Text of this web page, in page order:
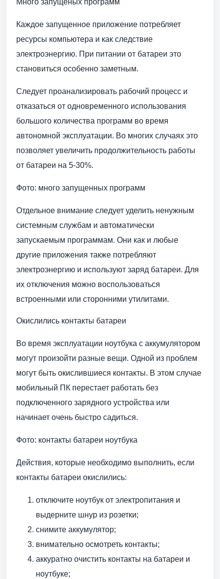
Много запущеных программ
Каждое запущенное приложение потребляет
ресурсы компьютера и как следствие
электроэнергию. При питании от батареи это
становиться особенно заметным.
Следует проанализировать рабочий процесс и
отказаться от одновременного использования
большого количества программ во время
автономной эксплуатации. Во многих случаях это
позволяет увеличить продолжительность работы
от батареи на 5-30%.
Фото: много запущенных программ
Отдельное внимание следует уделить ненужным
системным службам и автоматически
запускаемым программам. Они как и любые
другие приложения также потребляют
электроэнергию и используют заряд батареи. Для
их отключения можно воспользоваться
встроенными или сторонними утилитами.
Окислились контакты батареи
Во время эксплуатации ноутбука с аккумулятором
могут произойти разные вещи. Одной из проблем
могут быть окислившиеся контакты. В этом случае
мобильный ПК перестает работать без
подключенного зарядного устройства или
начинает очень быстро садиться.
Фото: контакты батареи ноутбука
Действия, которые необходимо выполнить, если
контакты батареи окислились:
отключите ноутбук от электропитания и
выдерните шнур из розетки;
снимите аккумулятор;
внимательно осмотреть контакты;
аккуратно очистить контакты на батареи и
ноутбуке;